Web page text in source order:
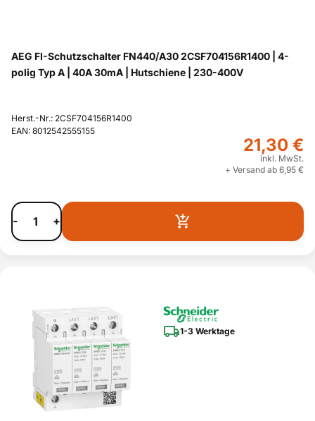
AEG FI-Schutzschalter FN440/A30 2CSF704156R1400 | 4-
polig Typ A | 40A 30mA | Hutschiene | 230-400V
Herst.-Nr.: 2CSF704156R1400
EAN: 8012542555155
21,30 €
inkl. MwSt.
+ Versand ab 6,95 €
- +
1-3 Werktage